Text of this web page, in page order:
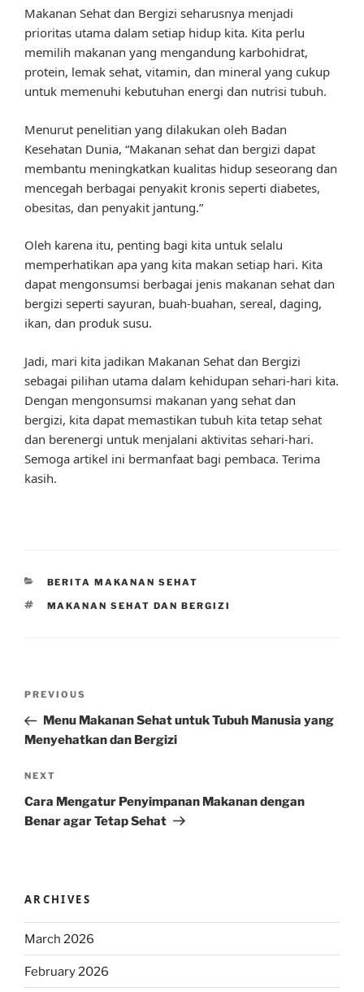
Makanan Sehat dan Bergizi seharusnya menjadi
prioritas utama dalam setiap hidup kita. Kita perlu
memilih makanan yang mengandung karbohidrat,
protein, lemak sehat, vitamin, dan mineral yang cukup
untuk memenuhi kebutuhan energi dan nutrisi tubuh.
Menurut penelitian yang dilakukan oleh Badan
Kesehatan Dunia, “Makanan sehat dan bergizi dapat
membantu meningkatkan kualitas hidup seseorang dan
mencegah berbagai penyakit kronis seperti diabetes,
obesitas, dan penyakit jantung.”
Oleh karena itu, penting bagi kita untuk selalu
memperhatikan apa yang kita makan setiap hari. Kita
dapat mengonsumsi berbagai jenis makanan sehat dan
bergizi seperti sayuran, buah-buahan, sereal, daging,
ikan, dan produk susu.
Jadi, mari kita jadikan Makanan Sehat dan Bergizi
sebagai pilihan utama dalam kehidupan sehari-hari kita.
Dengan mengonsumsi makanan yang sehat dan
bergizi, kita dapat memastikan tubuh kita tetap sehat
dan berenergi untuk menjalani aktivitas sehari-hari.
Semoga artikel ini bermanfaat bagi pembaca. Terima
kasih.
CATEGORIES
BERITA MAKANAN SEHAT
TAGS
MAKANAN SEHAT DAN BERGIZI
Previous
Post
PREVIOUS
Menu Makanan Sehat untuk Tubuh Manusia yang
Menyehatkan dan Bergizi
Next
Post
NEXT
Cara Mengatur Penyimpanan Makanan dengan
Benar agar Tetap Sehat
ARCHIVES
March 2026
February 2026